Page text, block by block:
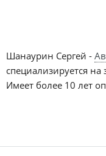
Шанаурин Сергей -
специализируется
Имеет более 10 лет